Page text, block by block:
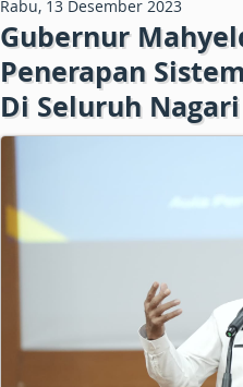
Rabu, 13 Desember 2023
Gubernur
Penerapan
Di Seluruh